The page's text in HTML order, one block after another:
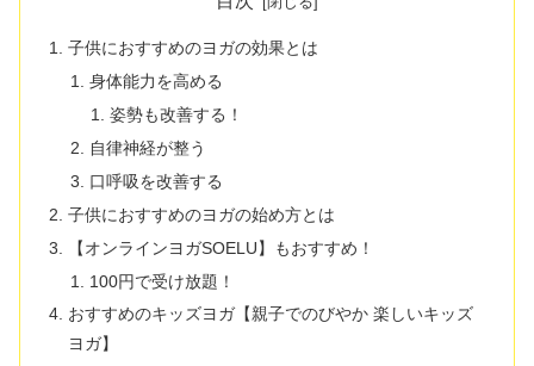
子供におすすめのヨガの効果とは
身体能力を高める
姿勢も改善する！
自律神経が整う
口呼吸を改善する
子供におすすめのヨガの始め方とは
【オンラインヨガSOELU】もおすすめ！
100円で受け放題！
おすすめのキッズヨガ【親子でのびやか 楽しいキッズ
ヨガ】